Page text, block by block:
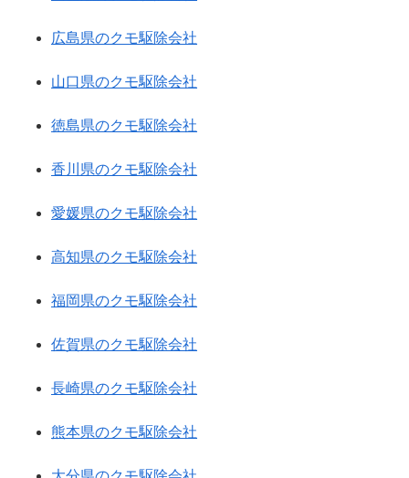
広島県のクモ駆除会社
山口県のクモ駆除会社
徳島県のクモ駆除会社
香川県のクモ駆除会社
愛媛県のクモ駆除会社
高知県のクモ駆除会社
福岡県のクモ駆除会社
佐賀県のクモ駆除会社
長崎県のクモ駆除会社
熊本県のクモ駆除会社